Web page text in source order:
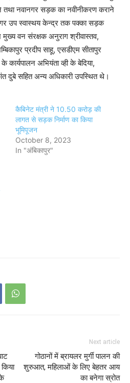
तथा नवानगर सड़क का नवीनीकरण कराने
उप स्वास्थय केन्द्र तक पक्का सड़क
मुख्य वन संरक्षक अनुराग श्रीवास्तव,
प्रदीप साहू, एसडीएम सीतापुर
कार्यपालन अभियंता व्ही के बेदिया,
दुबे सहित अन्य अधिकारी उपस्थित थे।
कैबिनेट मंत्री ने 10.50 करोड़ की
लागत से सड़क निर्माण का किया
भूमिपूजन
October 8, 2023
In "अंबिकापुर"
Next article
गोठानों में ब्रायलर मुर्गी पालन की
शुरुआत, महिलाओं के लिए बेहतर आय
का बनेगा स्रोत